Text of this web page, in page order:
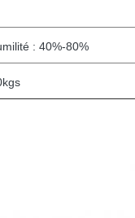
: 40%-80%